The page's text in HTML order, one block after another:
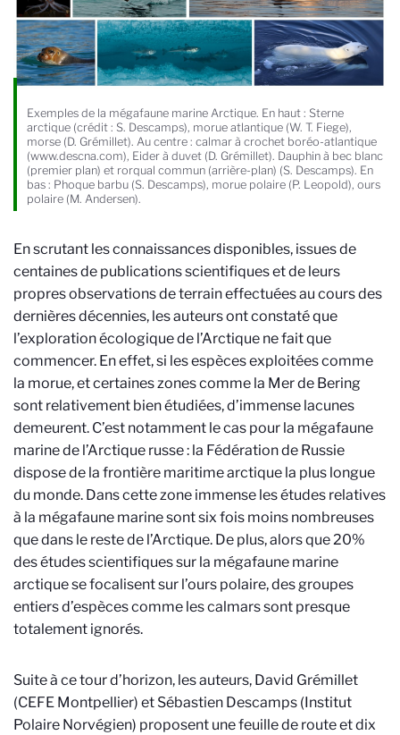
Exemples de la mégafaune marine Arctique. En haut : Sterne
arctique (crédit : S. Descamps), morue atlantique (W. T. Fiege),
morse (D. Grémillet). Au centre : calmar à crochet boréo-atlantique
(www.descna.com), Eider à duvet (D. Grémillet). Dauphin à bec blanc
(premier plan) et rorqual commun (arrière-plan) (S. Descamps). En
bas : Phoque barbu (S. Descamps), morue polaire (P. Leopold), ours
polaire (M. Andersen).
En scrutant les connaissances disponibles, issues de
centaines de publications scientifiques et de leurs
propres observations de terrain effectuées au cours des
dernières décennies, les auteurs ont constaté que
l’exploration écologique de l’Arctique ne fait que
commencer. En effet, si les espèces exploitées comme
la morue, et certaines zones comme la Mer de Bering
sont relativement bien étudiées, d’immense lacunes
demeurent. C’est notamment le cas pour la mégafaune
marine de l’Arctique russe : la Fédération de Russie
dispose de la frontière maritime arctique la plus longue
du monde. Dans cette zone immense les études relatives
à la mégafaune marine sont six fois moins nombreuses
que dans le reste de l’Arctique. De plus, alors que20%
des études scientifiques sur la mégafaune marine
arctique se focalisent sur l’ours polaire, des groupes
entiers d’espèces comme les calmars sont presque
totalement ignorés.
Suite à ce tour d’horizon, les auteurs, David Grémillet
(CEFE Montpellier) et Sébastien Descamps (Institut
Polaire Norvégien) proposent une feuille de route et dix